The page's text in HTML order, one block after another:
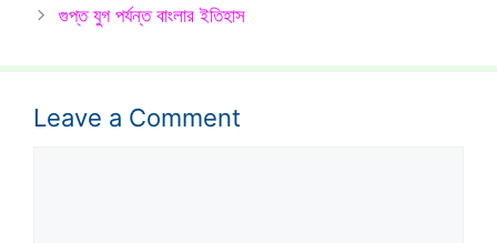
গুপ্ত যুগ পর্যন্ত বাংলার ইতিহাস
Leave a Comment